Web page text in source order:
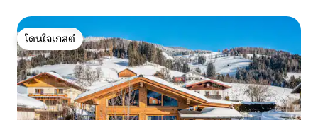
โดนใจเกสต์
โดนใจเกสต์